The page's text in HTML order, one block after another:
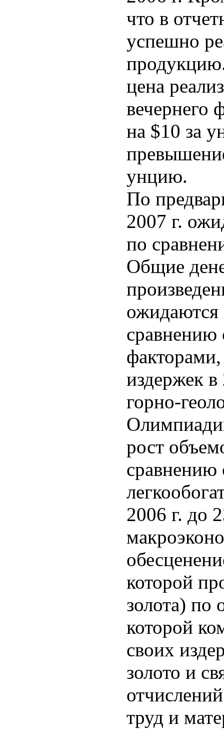
что в
успешно
цена
вечернего
на $10 за
унцию.
По
2007 г.
по
Общие
ожидаются
сравнению
издержек
горно-
рост
сравнению
2006 г. до
которой
золота)
которой
своих
золото и
труд и